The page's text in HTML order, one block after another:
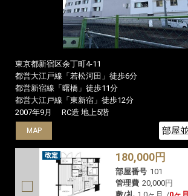
東京都新宿区余丁町4-11
都営大江戸線「若松河田」徒歩6分
都営新宿線「曙橋」徒歩11分
都営大江戸線「東新宿」徒歩12分
2007年9月
RC造 地上5階
MAP
180,000円
部屋番号 101
管理費 20,000円
MAP
MAP